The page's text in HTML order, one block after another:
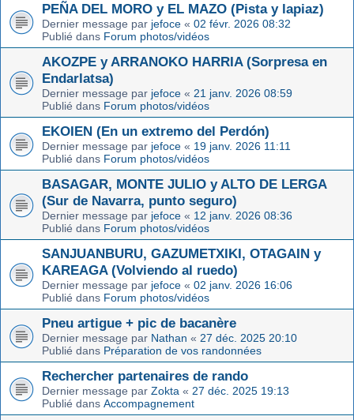
PEÑA DEL MORO y EL MAZO (Pista y lapiaz)
Dernier message par jefoce « 02 févr. 2026 08:32
Publié dans Forum photos/vidéos
AKOZPE y ARRANOKO HARRIA (Sorpresa en
Endarlatsa)
Dernier message par jefoce « 21 janv. 2026 08:59
Publié dans Forum photos/vidéos
EKOIEN (En un extremo del Perdón)
Dernier message par jefoce « 19 janv. 2026 11:11
Publié dans Forum photos/vidéos
BASAGAR, MONTE JULIO y ALTO DE LERGA
(Sur de Navarra, punto seguro)
Dernier message par jefoce « 12 janv. 2026 08:36
Publié dans Forum photos/vidéos
SANJUANBURU, GAZUMETXIKI, OTAGAIN y
KAREAGA (Volviendo al ruedo)
Dernier message par jefoce « 02 janv. 2026 16:06
Publié dans Forum photos/vidéos
Pneu artigue + pic de bacanère
Dernier message par Nathan « 27 déc. 2025 20:10
Publié dans Préparation de vos randonnées
Rechercher partenaires de rando
Dernier message par Zokta « 27 déc. 2025 19:13
Publié dans Accompagnement